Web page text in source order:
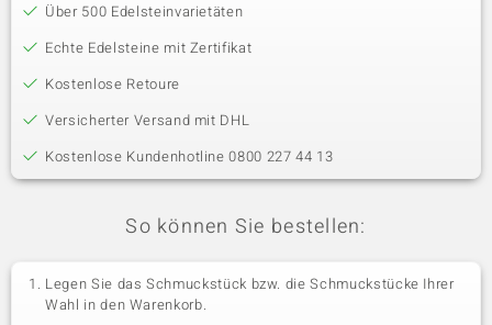
Über 500 Edelsteinvarietäten
Echte Edelsteine mit Zertifikat
Kostenlose Retoure
Versicherter Versand mit DHL
Kostenlose Kundenhotline 0800 227 44 13
So können Sie bestellen:
Legen Sie das Schmuckstück bzw. die Schmuckstücke Ihrer
Wahl in den Warenkorb.